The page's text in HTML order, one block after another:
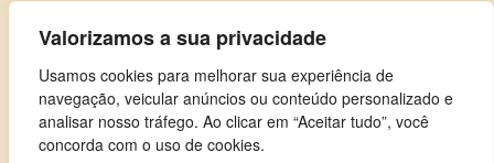
Valorizamos a sua privacidade
Usamos cookies para melhorar sua experiência de
navegação, veicular anúncios ou conteúdo personalizado e
analisar nosso tráfego. Ao clicar em “Aceitar tudo”, você
concorda com o uso de cookies.